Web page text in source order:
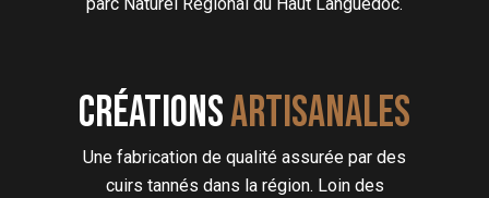
parc Naturel Régional du Haut Languedoc.
Créationsartisanales
Une fabrication de qualité assurée par des
cuirs tannés dans la région. Loin des